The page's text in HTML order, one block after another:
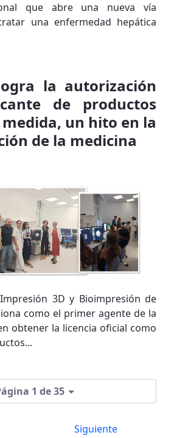
que abre una nueva vía
una enfermedad hepática
la autorización
de productos
un hito en la
de la medicina
3D y Bioimpresión de
como el primer agente de la
obtener la licencia oficial como
1 de 35
Siguiente